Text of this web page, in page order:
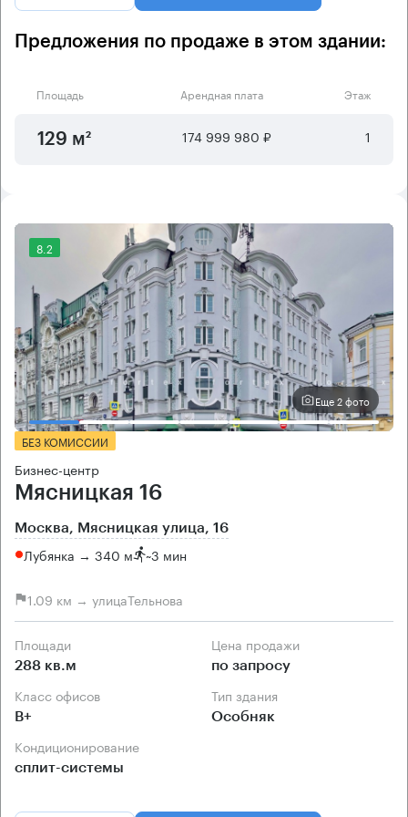
Предложения по продаже в этом здании:
Площадь Арендная плата Этаж
129 м² 174 999 980 ₽ 1
8.2
Еще 2 фото
БЕЗ КОМИССИИ
Бизнес-центр
Мясницкая 16
Москва, Мясницкая улица, 16
Лубянка → 340 м ~3 мин
1.09 км → улицаТельнова
Площади
288 кв.м
Цена продажи
по запросу
Класс офисов
B+
Тип здания
Особняк
Кондиционирование
сплит-системы